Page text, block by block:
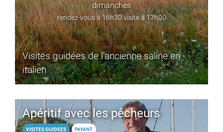
dimanches
rendez-vous à 16h30 visite à 17h00
Visites guidées de l'ancienne saline en
italien
Apéritif avec les pêcheurs
VISITES GUIDEES PAYANT